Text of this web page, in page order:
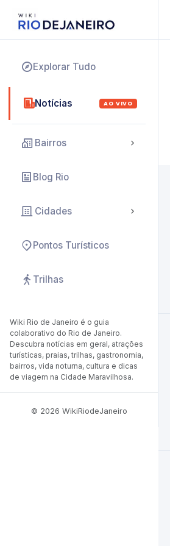
Explorar Tudo
Notícias AO VIVO
Bairros
Blog Rio
Cidades
Pontos Turísticos
Trilhas
Wiki Rio de Janeiro é o guia
colaborativo do Rio de Janeiro.
Descubra notícias em geral, atrações
turísticas, praias, trilhas, gastronomia,
bairros, vida noturna, cultura e dicas
de viagem na Cidade Maravilhosa.
© 2026 WikiRiodeJaneiro